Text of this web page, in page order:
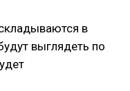
в
выглядеть по